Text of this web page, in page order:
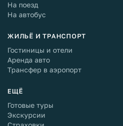
На поезд
На автобус
ЖИЛЬЁ И ТРАНСПОРТ
Гостиницы и отели
Аренда авто
Трансфер в аэропорт
ЕЩЁ
Готовые туры
Экскурсии